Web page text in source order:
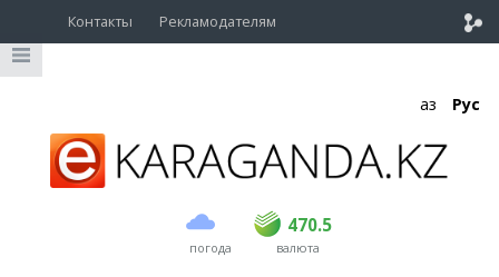
Контакты Рекламодателям
Қаз Рус
погода
470.5
USD 469.5 470.5
EUR валюта